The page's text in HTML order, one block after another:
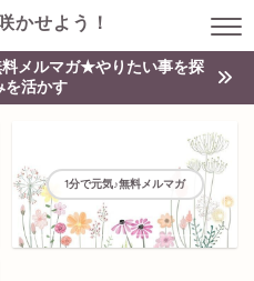
かせよう！
メルマガ★やりたい事を探
を活かす
1分で元気♪無料メルマガ